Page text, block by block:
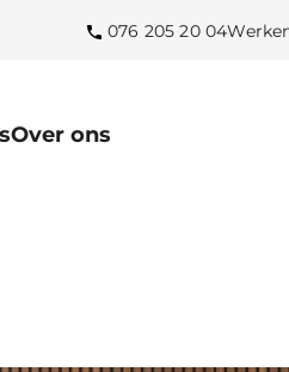
076 205 20 04
Over ons